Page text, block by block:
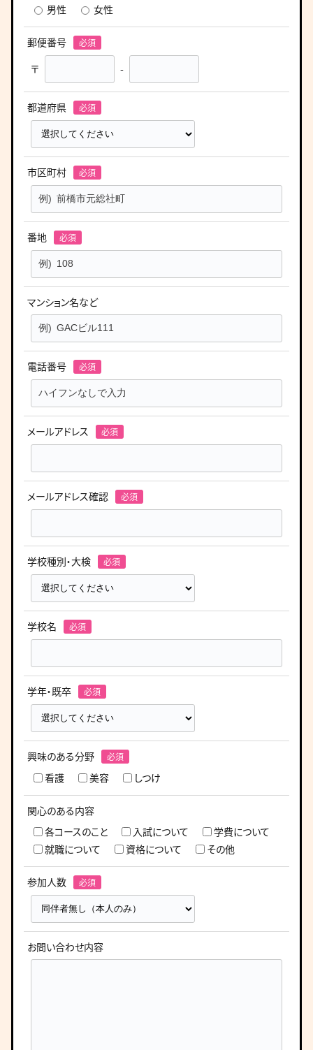
男性 女性
郵便番号
〒
-
都道府県
市区町村
番地
マンション名など
電話番号
メールアドレス
メールアドレス確認
学校種別・大検
学校名
学年・既卒
興味のある分野
看護
美容 しつけ
関心のある内容
各コースのこと
入試について
学費について
就職について
資格について その他
参加人数
お問い合わせ内容